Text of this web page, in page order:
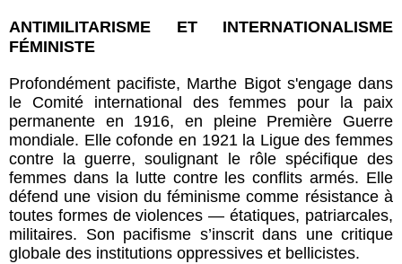
ANTIMILITARISME ET INTERNATIONALISME
FÉMINISTE
Profondément pacifiste, Marthe Bigot s'engage dans
le Comité international des femmes pour la paix
permanente en 1916, en pleine Première Guerre
mondiale. Elle cofonde en 1921 la Ligue des femmes
contre la guerre, soulignant le rôle spécifique des
femmes dans la lutte contre les conflits armés. Elle
défend une vision du féminisme comme résistance à
toutes formes de violences — étatiques, patriarcales,
militaires. Son pacifisme s’inscrit dans une critique
globale des institutions oppressives et bellicistes.